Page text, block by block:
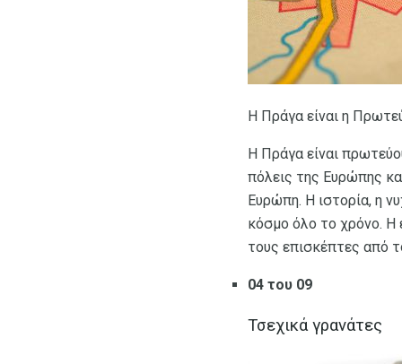
Η Πράγα είναι η
Η Πράγα είναι
πόλεις της Ευρώπης
Ευρώπη. Η ιστορία, η
κόσμο όλο το χρόνο. Η
τους επισκέπτες από
04 του 09
Τσεχικά γρανάτες